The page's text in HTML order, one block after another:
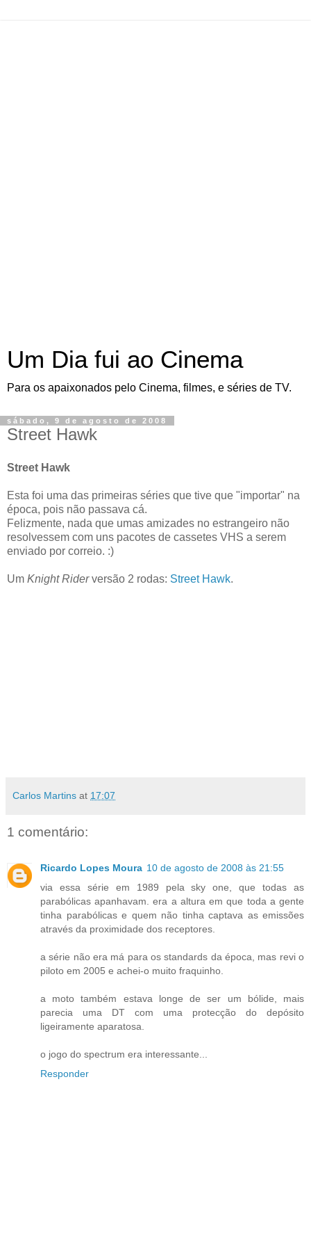
Um Dia fui ao Cinema
Para os apaixonados pelo Cinema, filmes, e séries de TV.
sábado, 9 de agosto de 2008
Street Hawk
Street Hawk
Esta foi uma das primeiras séries que tive que "importar" na
época, pois não passava cá.
Felizmente, nada que umas amizades no estrangeiro não
resolvessem com uns pacotes de cassetes VHS a serem
enviado por correio. :)
Um Knight Riderversão 2 rodas: Street Hawk.
Carlos Martins at 17:07
1 comentário:
Ricardo Lopes Moura 10 de agosto de 2008 às 21:55
via essa série em 1989 pela sky one, que todas as
parabólicas apanhavam. era a altura em que toda a gente
tinha parabólicas e quem não tinha captava as emissões
através da proximidade dos receptores.
a série não era má para os standards da época, mas revi o
piloto em 2005 e achei-o muito fraquinho.
a moto também estava longe de ser um bólide, mais
parecia uma DT com uma protecção do depósito
ligeiramente aparatosa.
o jogo do spectrum era interessante...
Responder